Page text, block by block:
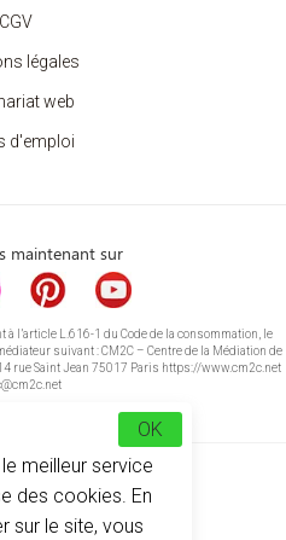
CGV
légales
web
d'emploi
maintenant sur
l’article L.616-1 du Code de la consommation, le
suivant : CM2C – Centre de la Médiation de
rue Saint Jean 75017 Paris https://www.cm2c.net
meilleur service
des cookies. En
sur le site, vous
OK